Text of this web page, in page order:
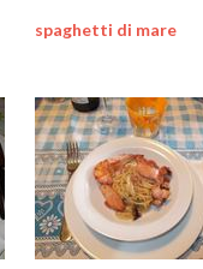
spaghetti di mare